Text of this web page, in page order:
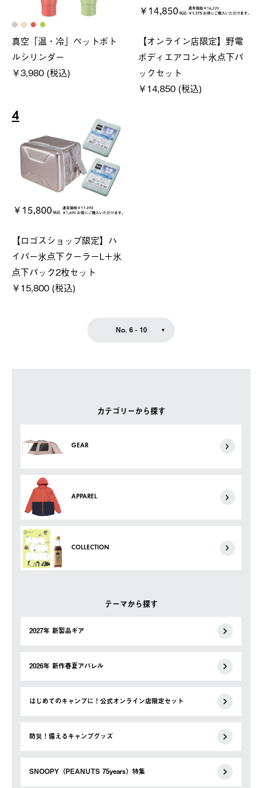
カテゴリーから探す
GEAR
APPAREL
COLLECTION
テーマから探す
2027年 新製品ギア
2026年 新作春夏アパレル
はじめてのキャンプに！公式オンライン店限定セット
防災！備えるキャンプグッズ
SNOOPY（PEANUTS 75years）特集
真空「温・冷」ペットボト
ルシリンダー
￥3,980 (税込)
【オンライン店限定】野電
ボディエアコン＋氷点下パ
ックセット
￥14,850 (税込)
4
【ロゴスショップ限定】ハ
イパー氷点下クーラーL＋氷
点下パック2枚セット
￥15,800 (税込)
No. 6 - 10